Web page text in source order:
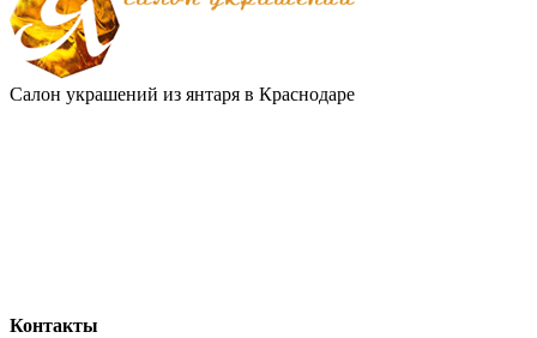
Салон украшений из янтаря в Краснодаре
Контакты